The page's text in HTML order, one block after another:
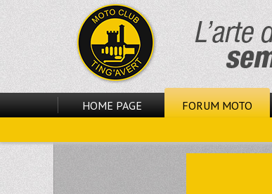
HOME PAGE FORUM MOTO